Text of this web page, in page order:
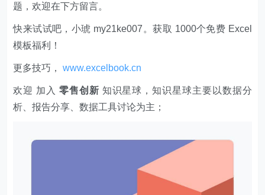
题，欢迎在下方留言。
快来试试吧，小琥 my21ke007。获取 1000个免费 Excel
模板福利​​​​！
更多技巧，www.excelbook.cn
欢迎 加入 零售创新 知识星球，知识星球主要以数据分
析、报告分享、数据工具讨论为主；